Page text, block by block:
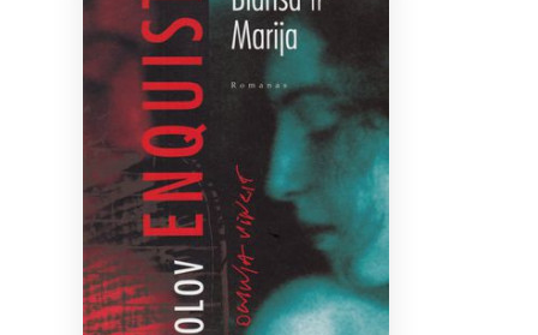
Bibliotekoms
+370 667 80 541
info@elvislab.lt